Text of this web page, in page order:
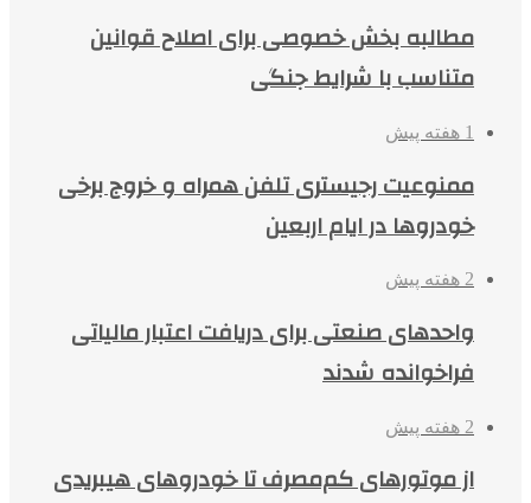
مطالبه بخش خصوصی برای اصلاح قوانین
متناسب با شرایط جنگی
1 هفته پیش
ممنوعیت رجیستری تلفن همراه و خروج برخی
خودروها در ایام اربعین
2 هفته پیش
واحدهای صنعتی برای دریافت اعتبار مالیاتی
فراخوانده شدند
2 هفته پیش
از موتورهای کم‌مصرف تا خودروهای هیبریدی